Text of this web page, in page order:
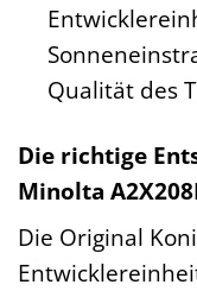
Qualität des
Die richtige
Minolta
Die Original